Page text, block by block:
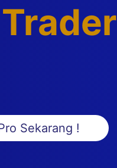
Trader
Sekarang !